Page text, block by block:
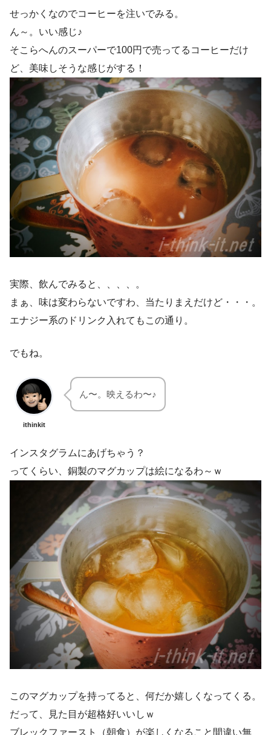
せっかくなのでコーヒーを注いでみる。
ん～。いい感じ♪
そこらへんのスーパーで100円で売ってるコーヒーだけ
ど、美味しそうな感じがする！
実際、飲んでみると、、、、。
まぁ、味は変わらないですわ、当たりまえだけど・・・。
エナジー系のドリンク入れてもこの通り。
でもね。
ithinkit
ん〜。映えるわ〜♪
インスタグラムにあげちゃう？
ってくらい、銅製のマグカップは絵になるわ～ｗ
このマグカップを持ってると、何だか嬉しくなってくる。
だって、見た目が超格好いいしｗ
ブレックファースト（朝食）が楽しくなること間違い無